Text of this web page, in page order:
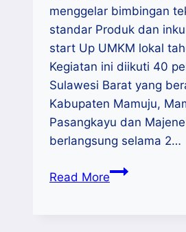
menggelar bimbingan
standar Produk dan
start Up UMKM lokal
Kegiatan ini diikuti 40
Sulawesi Barat yang
Kabupaten Mamuju,
Pasangkayu dan
berlangsung selama 2…
Read MorePacu